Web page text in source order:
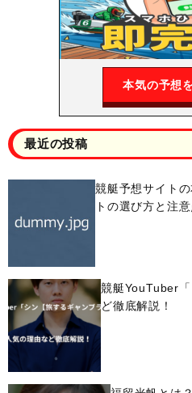
本気の予想
最近の投稿
競艇予想サイト
トの選び方と注意
競艇YouTuber
ど徹底解説！